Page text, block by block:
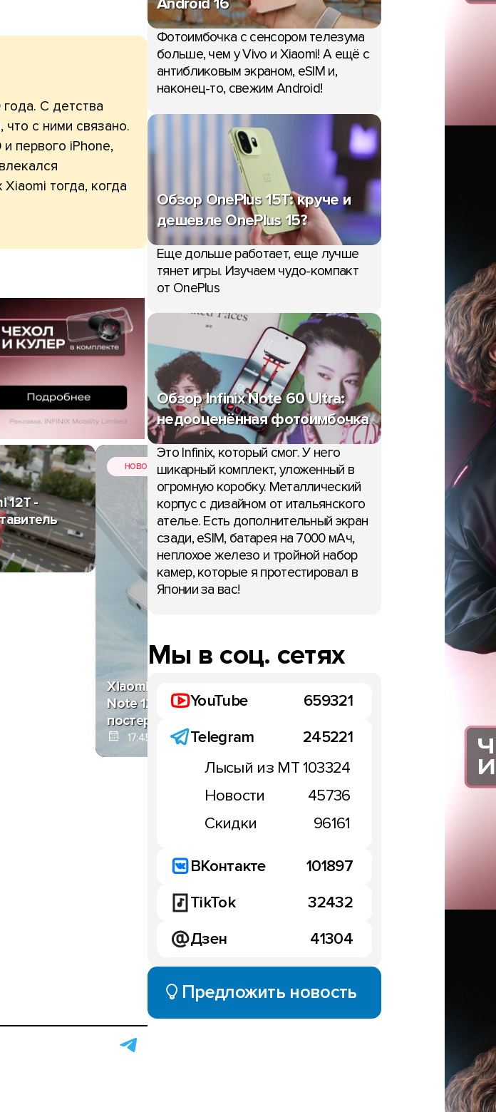
С детства
с ними связано.
первого iPhone,
тогда, когда
12T -
НОВОСТИ
Xiaomi хвастается камерой Redmi
Note 12 Turbo в новой серии
постеров
17:45, 26 марта 2023
флагманскими фишками
Фотоимбочка с сенсором телезума
больше, чем у Vivo и Xiaomi! А ещё с
антибликовым экраном, eSIM и,
наконец-то, свежим Android!
Обзор OnePlus 15T: круче и
дешевле OnePlus 15?
Еще дольше работает, еще лучше
тянет игры. Изучаем чудо-компакт
от OnePlus
Обзор Infinix Note 60 Ultra:
недооценённая фотоимбочка
Это Infinix, который смог. У него
шикарный комплект, уложенный в
огромную коробку. Металлический
корпус с дизайном от итальянского
ателье. Есть дополнительный экран
сзади, eSIM, батарея на 7000 мАч,
неплохое железо и тройной набор
камер, которые я протестировал в
Японии за вас!
Мы в соц. сетях
YouTube
659321
Telegram
245221
Лысый из МТ103324
Новости
45736
Скидки
96161
ВКонтакте
101897
TikTok
32432
Дзен
41304
Предложить новость